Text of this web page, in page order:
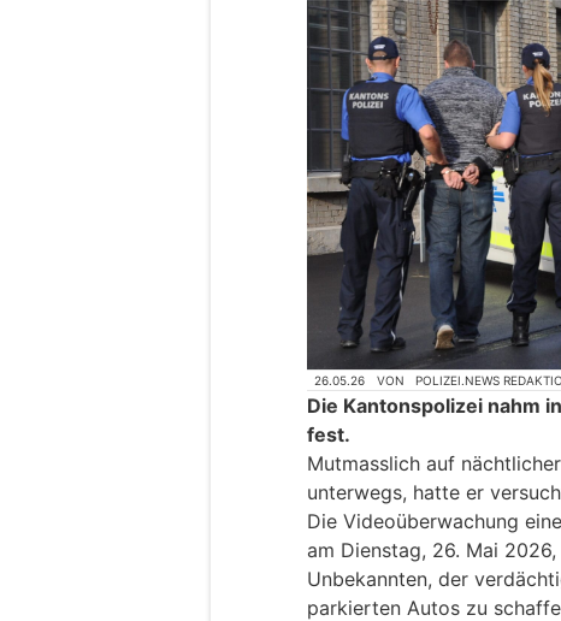
26.05.26 VON POLIZEI.NEWS
Die Kantonspolizei nahm
fest.
Mutmasslich auf
unterwegs, hatte er
Die Videoüberwachung
am Dienstag, 26. Mai
Unbekannten, der
parkierten Autos zu